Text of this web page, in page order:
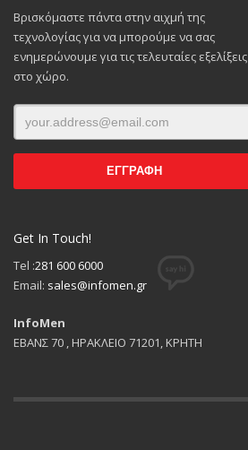
Βρισκόμαστε πάντα στην αιχμή της
τεχνολογίας για να μπορούμε να σας
ενημερώνουμε για τις τελευταίες εξελίξεις
στο χώρο.
Get In Touch!
Tel :281 600 6000
Email: sales@infomen.gr
InfoMen
ΕΒΑΝΣ 70 , ΗΡΑΚΛΕΙΟ 71201, ΚΡΗΤΗ